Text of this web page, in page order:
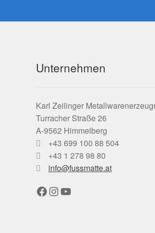
Unternehmen
Karl Zeilinger
Turracher Straße 26
A-9562 Himmelberg
+43 699 100 88 504
+43 1 278 98 80
info@fussmatte.at
Facebook
Instagram
YouTube